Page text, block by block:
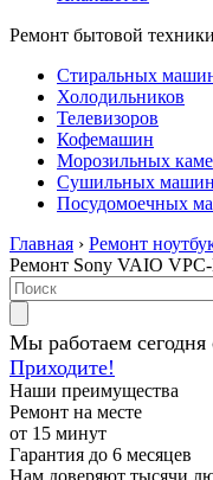
Ремонт бытовой техники
Стиральных
Холодильников
Телевизоров
Кофемашин
Морозильных
Сушильных машин
Посудомоечных
Главная › Ремонт
Ремонт Sony VAIO
Мы работаем сегодня
Приходите!
Наши преимущества
Ремонт на месте
от 15 минут
Гарантия до 6 месяцев
Нам доверяют тысячи